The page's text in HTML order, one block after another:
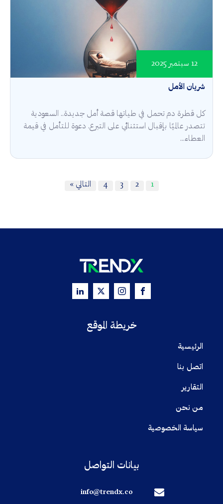
شريان الأمل
12 سبتمبر 2025
كل قطرة دم تحمل في طياتها قصة أمل جديدة.. السعودية
تتصدر عالميًا بإقبال استثنائي على التبرع. دعوة للتأمل في قيمة
العطاء...
1
2
3
4 التالي »
خريطة الموقع
الرئيسية
اتصل بنا
التقارير
من نحن
سياسة الخصوصية
بيانات التواصل
info@trendx.co